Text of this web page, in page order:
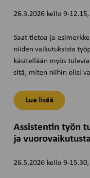
26.3.2026 kello 9-12.15,
Saat tietoa ja
niiden vaikutuksista
käsitellään myös
sitä, miten niihin olisi
Lue lisää
Assistentin työn
ja
26.5.2026 kello 9-15.30,